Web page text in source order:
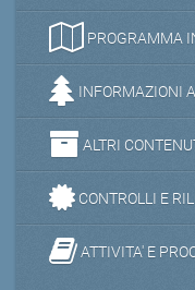
PROGRAMMA
INFORMAZIONI
ALTRI
CONTROLLI E
ATTIVITA' E